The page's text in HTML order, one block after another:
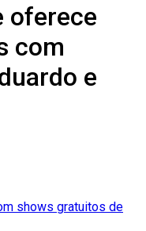
oferece
com
e